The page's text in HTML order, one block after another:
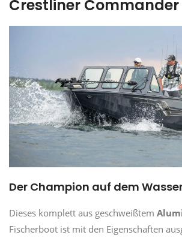
Crestliner Commander
Der Champion auf dem
Dieses komplett aus geschweißtem
Fischerboot ist mit den Eigenschaften